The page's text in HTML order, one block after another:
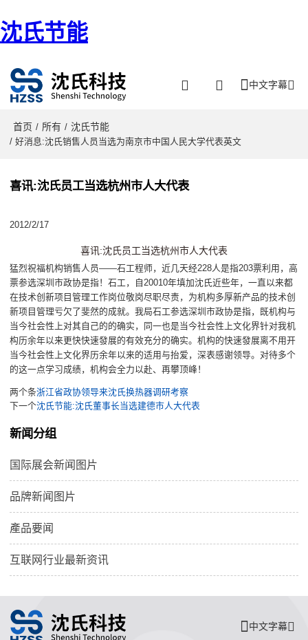
沈氏节能
中文字幕
首页 / 所有 / 沈氏节能
/ 好消息:沈氏销售人员当选为南京市中国人民大学代表英文
喜讯:沈氏员工当选杭州市人大代表
2012/2/17
喜讯:沈氏员工当选杭州市人大代表
猛烈祝福机构销售人员——石工程师，近几天经228人是指203票利用，高
票参选深圳市政协是指！石工，自20010年填加沈氏近些年，一直以来都
在技术创新项目管理工作岗位敬岗尽职尽责，为机构多厚新产品的技术创
新项目管理亏欠了斐然的成就。我局石工参选深圳市政协是指，既机构与
当今社会性上对其自己的的确实，同一也是当今社会性上文化界针对我机
构历余年以来更快快速發展的有效充分的确实。机构的快速發展离不用开
当今社会性上文化界历余年以来的适用与抬爱，深表感谢领导。对待多个
的这一点学习成绩，机构会全力以赴、再攀顶峰！
两个条浙江省政协领导来沈氏换热器调研考察
下一个沈氏节能:沈氏董事长当选建德市人大代表
新闻分组
国际展会新闻图片
品牌新闻图片
產品要闻
互联网行业最新资讯
中文字幕